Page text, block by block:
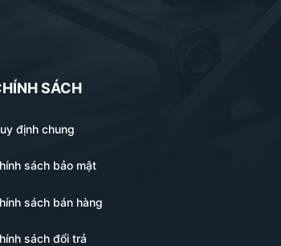
hàng.
SÁCH
định chung
sách bảo mật
sách bán hàng
sách đổi trả